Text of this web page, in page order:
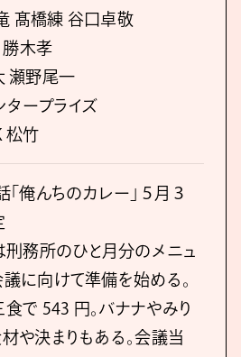
髙橋練 谷口卓敬
勝木孝
瀬野尾一
タープライズ
松竹
俺んちのカレー」５月３
刑務所のひと月分のメニュ
に向けて準備を始める。
で 543 円。バナナやみり
や決まりもある。会議当